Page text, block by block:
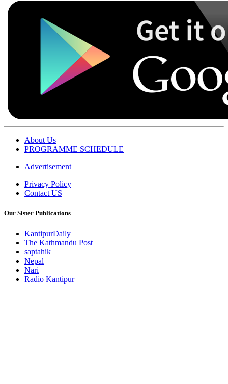
About Us
PROGRAMME SCHEDULE
Advertisement
Privacy Policy
Contact US
Our Sister Publications
KantipurDaily
The Kathmandu Post
saptahik
Nepal
Nari
Radio Kantipur